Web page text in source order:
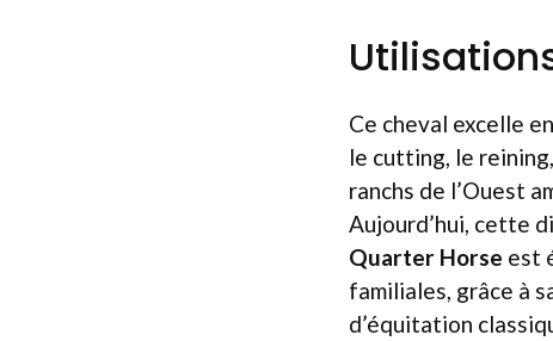
Ce cheval excelle en
le cutting, le
ranchs de l’Ouest
Aujourd’hui, cette
Quarter Horse est
familiales, grâce à
d’équitation